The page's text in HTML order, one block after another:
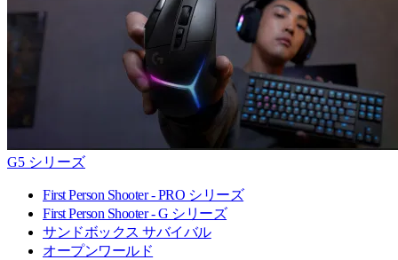
G5 シリーズ
First Person Shooter - PRO シリーズ
First Person Shooter - G シリーズ
サンドボックス サバイバル
オープンワールド